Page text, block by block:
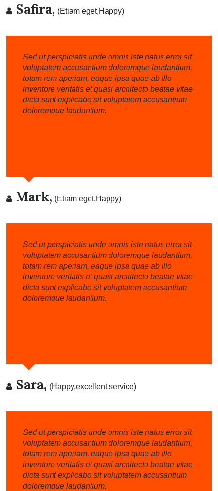
Safira, (Etiam eget,Happy)
Sed ut perspiciatis unde omnis iste natus error sit
voluptatem accusantium doloremque laudantium,
totam rem aperiam, eaque ipsa quae ab illo
inventore veritatis et quasi architecto beatae vitae
dicta sunt explicabo sit voluptatem accusantium
doloremque laudantium.
Mark, (Etiam eget,Happy)
Sed ut perspiciatis unde omnis iste natus error sit
voluptatem accusantium doloremque laudantium,
totam rem aperiam, eaque ipsa quae ab illo
inventore veritatis et quasi architecto beatae vitae
dicta sunt explicabo sit voluptatem accusantium
doloremque laudantium.
Sara, (Happy,excellent service)
Sed ut perspiciatis unde omnis iste natus error sit
voluptatem accusantium doloremque laudantium,
totam rem aperiam, eaque ipsa quae ab illo
inventore veritatis et quasi architecto beatae vitae
dicta sunt explicabo sit voluptatem accusantium
doloremque laudantium.